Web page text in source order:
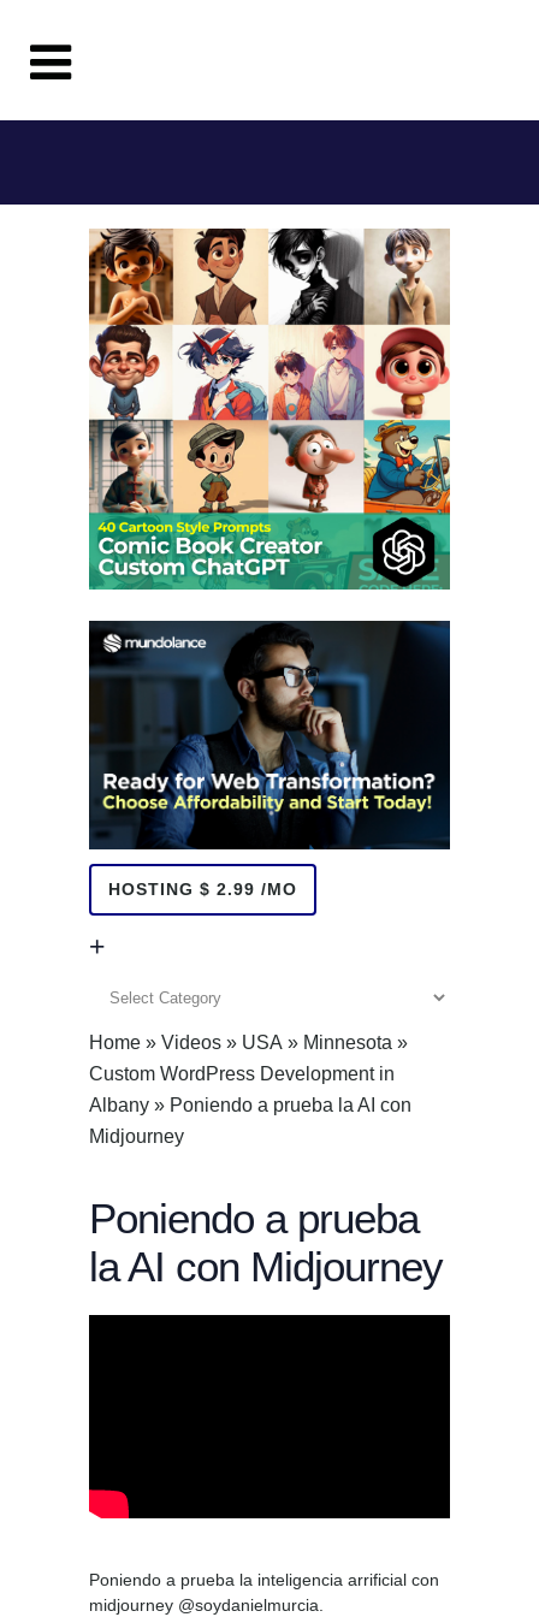
HOSTING $ 2.99 /MO
+
Home » Videos » USA » Minnesota »
Custom WordPress Development in
Albany » Poniendo a prueba la AI con
Midjourney
Poniendo a prueba
la AI con Midjourney
Poniendo a prueba la inteligencia arrificial con
midjourney @soydanielmurcia.